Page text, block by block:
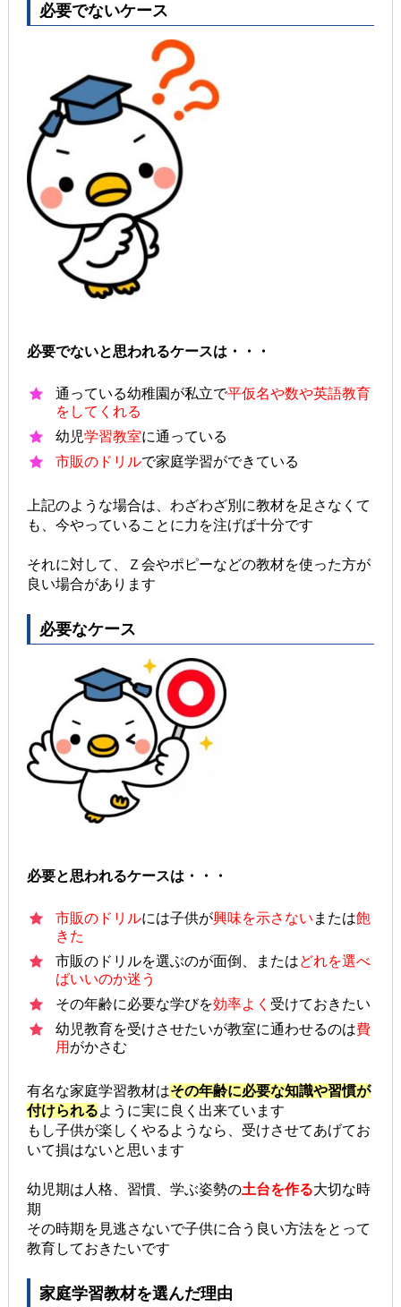
必要でないケース
必要でないと思われるケースは・・・
通っている幼稚園が私立で平仮名や数や英語教育
をしてくれる
幼児学習教室に通っている
市販のドリルで家庭学習ができている
上記のような場合は、わざわざ別に教材を足さなくて
も、今やっていることに力を注げば十分です
それに対して、Ｚ会やポピーなどの教材を使った方が
良い場合があります
必要なケース
必要と思われるケースは・・・
市販のドリルには子供が興味を示さない または飽
きた
市販のドリルを選ぶのが面倒、またはどれを選べ
ばいいのか迷う
その年齢に必要な学びを効率よく 受けておきたい
幼児教育を受けさせたいが教室に通わせるのは費
用 がかさむ
有名な家庭学習教材はその年齢に必要な知識や習慣が
付けられるように実に良く出来ています
もし子供が楽しくやるようなら、受けさせてあげてお
いて損はないと思います
幼児期は人格、習慣、学ぶ姿勢の土台を作る大切な時
期
その時期を見逃さないで子供に合う良い方法をとって
教育しておきたいです
家庭学習教材を選んだ理由